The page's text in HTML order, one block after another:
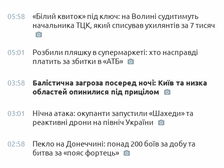
05:58
«Білий квиток» під ключ: на Волині судитимуть
начальника ТЦК, який списував ухилянтів за 7 тисяч
05:01
Розбили пляшку в супермаркеті: хто насправді
платить за збитки в «АТБ»
03:58
Балістична загроза посеред ночі: Київ та низка
областей опинилися під прицілом
03:01
Нічна атака: окупанти запустили «Шахеди» та
реактивні дрони на північ України
02:58
Пекло на Донеччині: понад 200 боїв за добу та
битва за «пояс фортець»